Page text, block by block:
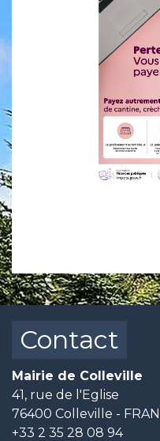
Contact
Mairie de Colleville
41, rue de l'Eglise
76400 Colleville -
+33 2 35 28 08 94